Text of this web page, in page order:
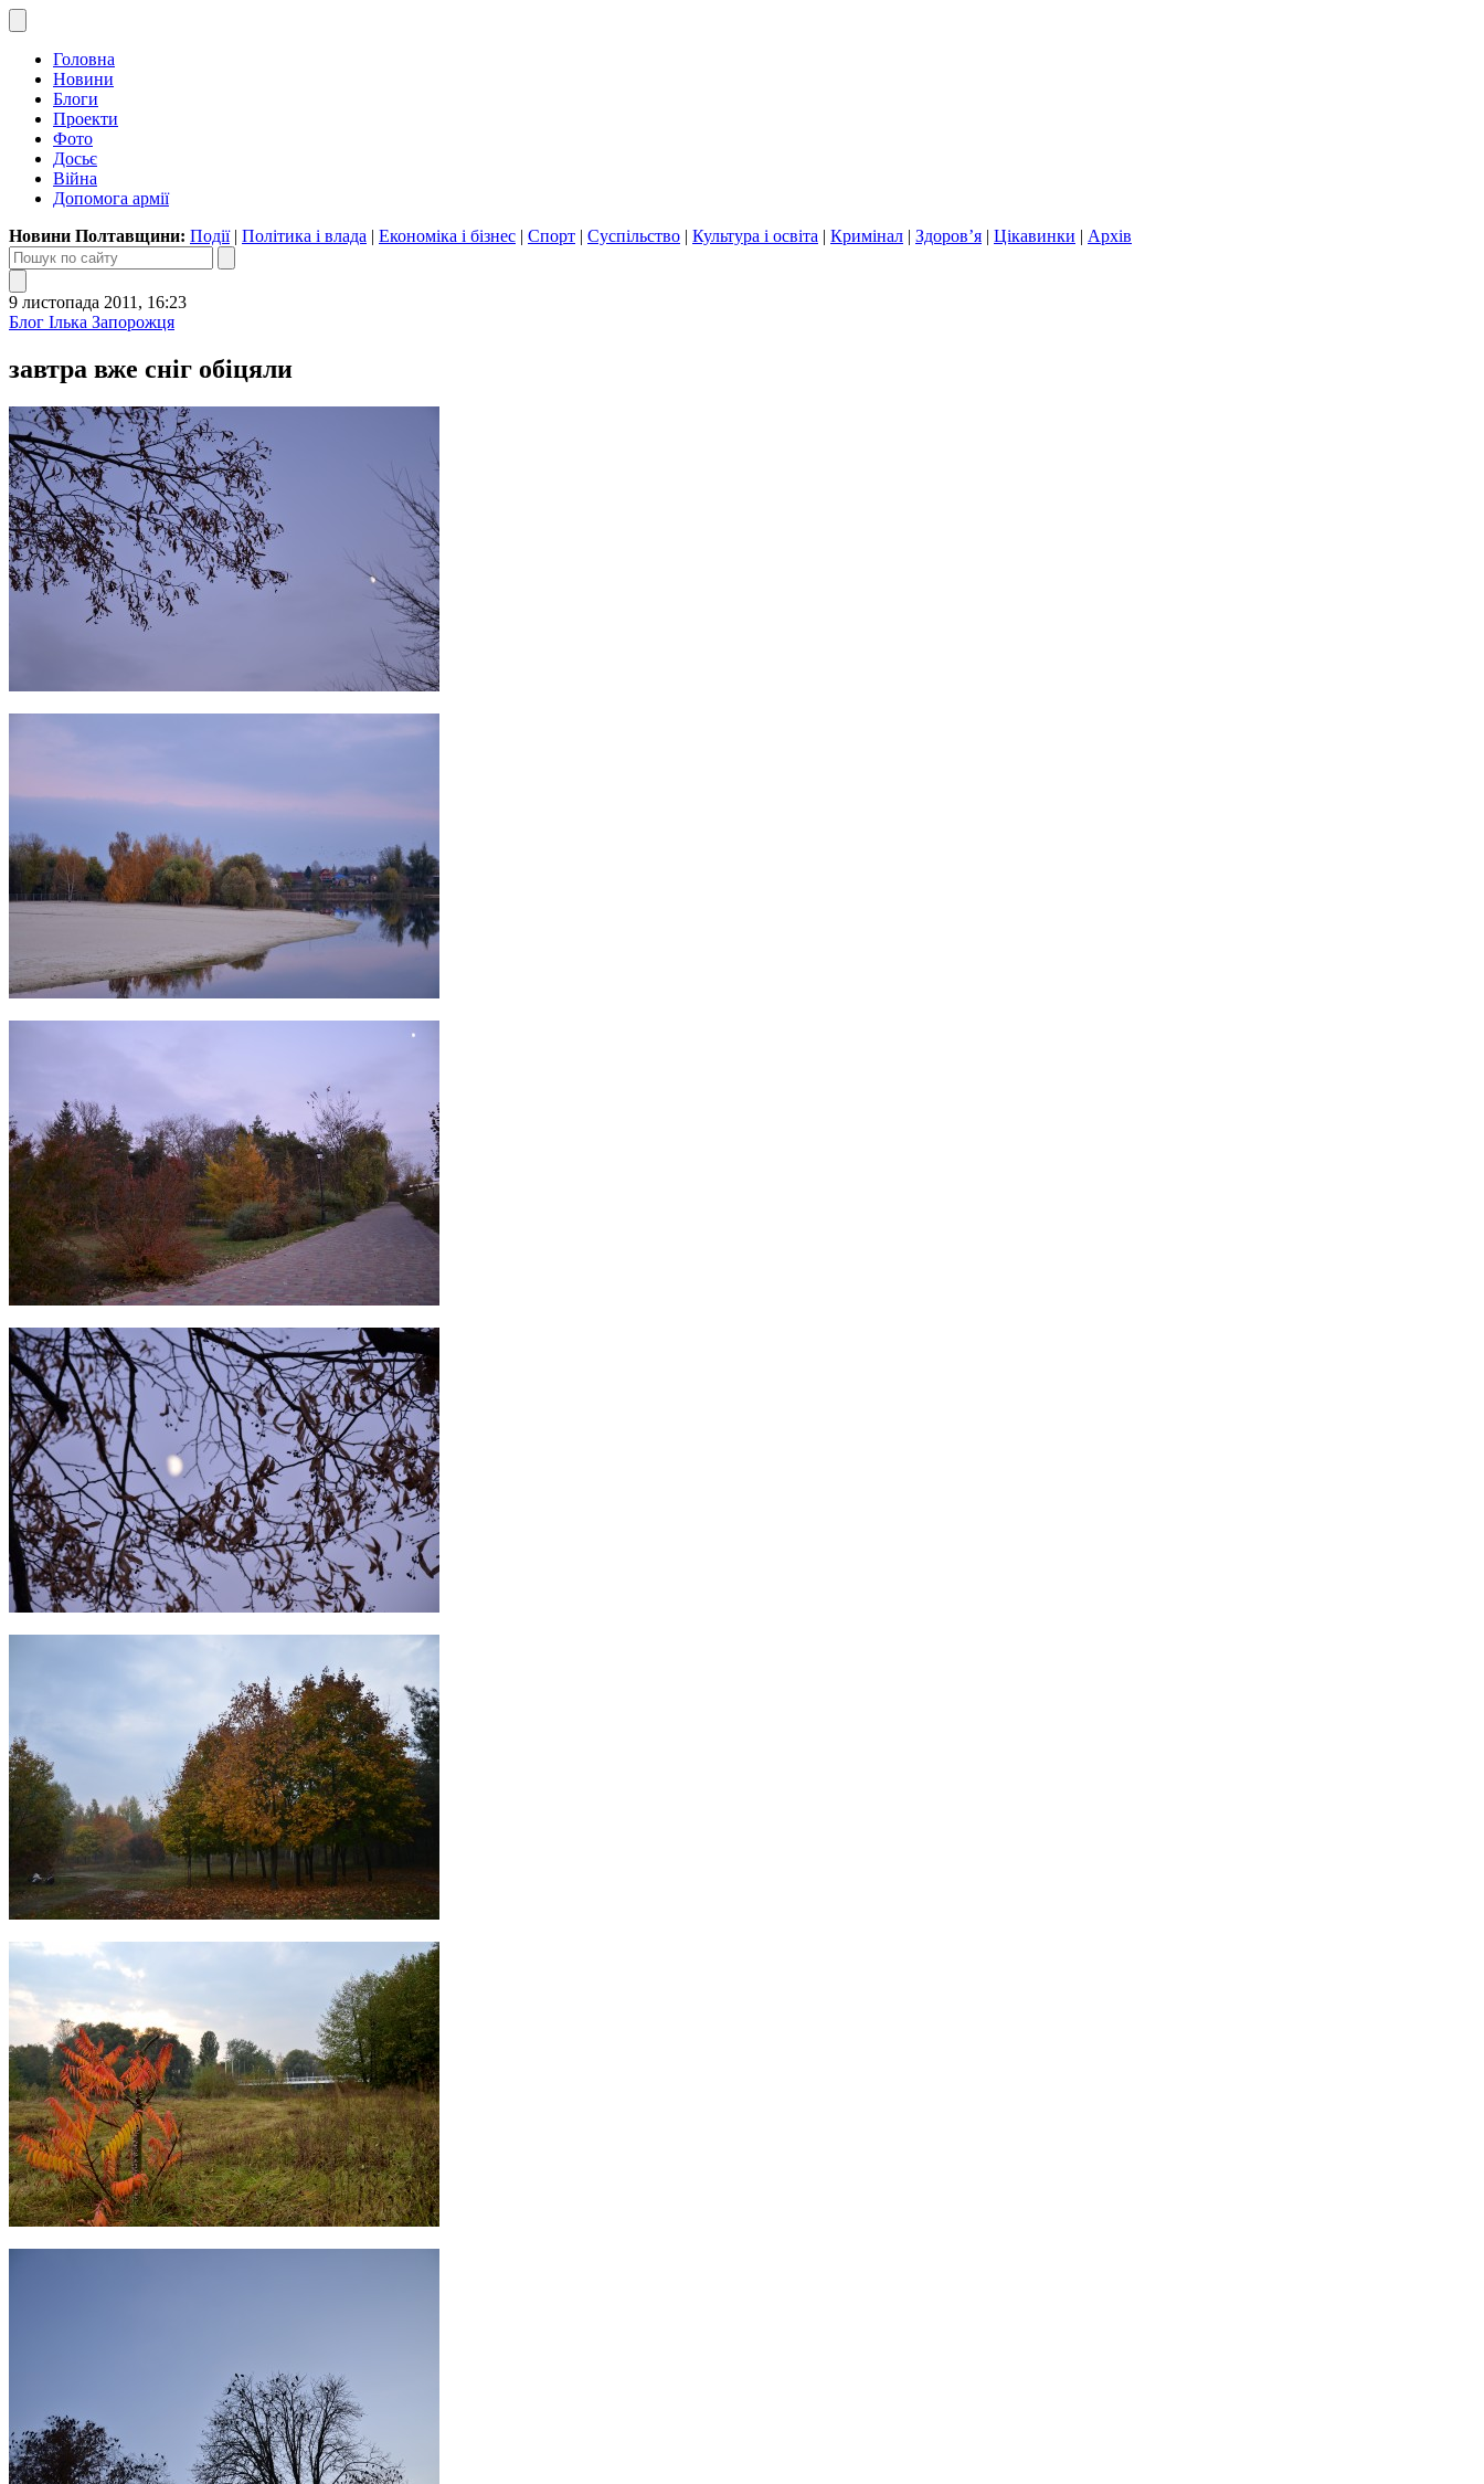
Головна
Новини
Блоги
Проекти
Фото
Досьє
Війна
Допомога армії
Новини Полтавщини: Події| Політика і влада | Економіка і бізнес | Спорт | Суспільство | Культура і освіта | Кримінал | Здоров’я | Цікавинки | Архів
9 листопада 2011, 16:23
Блог Ілька Запорожця
завтра вже сніг обіцяли